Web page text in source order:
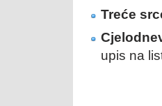
Treće
upis na